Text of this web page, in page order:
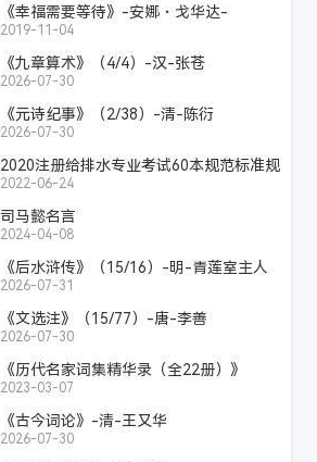
《幸福需要等待》-安娜・戈华达-
EPUB/MOBI/AZW3
2019-11-04
《九章算术》（4/4）-汉-张苍
2026-07-30
《元诗纪事》（2/38）-清-陈衍
2026-07-30
2020注册给排水专业考试60本规范标准规
程书籍电子版
2022-06-24
司马懿名言
2024-04-08
《后水浒传》（15/16）-明-青莲室主人
2026-07-31
《文选注》（15/77）-唐-李善
2026-07-30
《历代名家词集精华录（全22册）》
Azw3+Mobi+Epub
2023-03-07
《古今词论》-清-王又华
2026-07-30